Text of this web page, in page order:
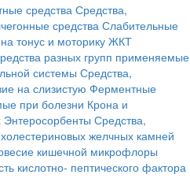
средства Средства,
средства Слабительные
тонус и моторику ЖКТ
разных групп применяемые
системы Средства,
на слизистую Ферментные
при болезни Крона и
Энтеросорбенты Средства,
желчных камней
кишечной микрофлоры
кислотно- пептического фактора